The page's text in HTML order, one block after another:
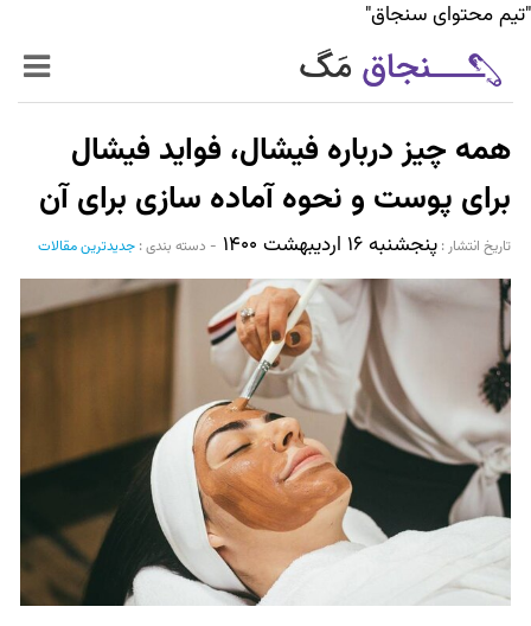
"تیم محتوای سنجاق"
زنده‌تر
حرفه‌ای‌تر
سیر تا پیاز خدمات
World Mag
بازار آنلاین سنجاق
همه چیز درباره فیشال، فواید فیشال
برای پوست و نحوه آماده سازی برای آن
تاریخ انتشار :‌ پنجشنبه ۱۶ اردیبهشت ۱۴۰۰ - دسته بندی : جدیدترین مقالات